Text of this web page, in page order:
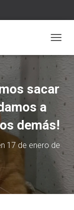
A
M
A
O
D
D
sacar
a
demás!
17 de enero de